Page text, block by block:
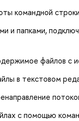
командной
и папками,
файлов с
в текстовом
с помощью